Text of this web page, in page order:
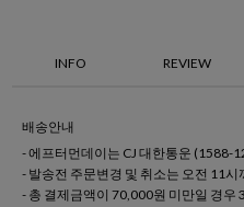
INFO REVIEW
배송안내
- 에프터먼데이는 CJ 대한통운 (1588-
- 발송전 주문변경 및 취소는 오전 11
- 총 결제금액이 70,000원 미만일 경우